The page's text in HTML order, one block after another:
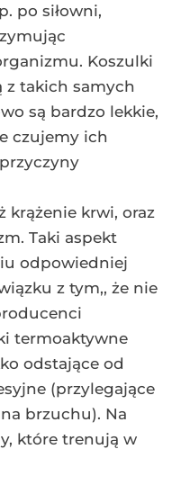
po siłowni,
Koszulki
z takich samych
są bardzo lekkie,
czujemy ich
krążenie krwi, oraz
Taki aspekt
odpowiedniej
z tym,, że nie
termoaktywne
odstające od
(przylegające
brzuchu). Na
które trenują w